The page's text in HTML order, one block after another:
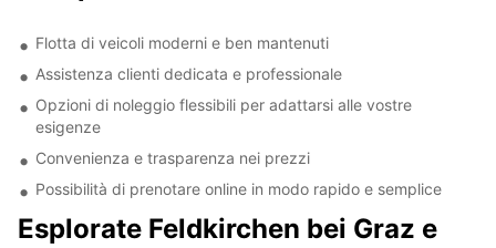
Flotta di veicoli moderni e ben mantenuti
Assistenza clienti dedicata e professionale
Opzioni di noleggio flessibili per adattarsi alle vostre
esigenze
Convenienza e trasparenza nei prezzi
Possibilità di prenotare online in modo rapido e semplice
Esplorate Feldkirchen bei Graz e